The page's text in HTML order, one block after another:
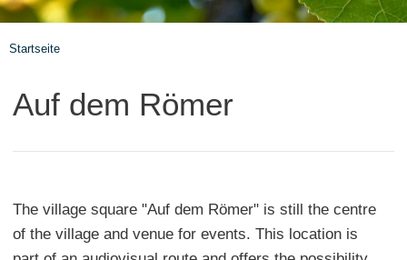
search
ShopRheinhessen-Blog map
Startseite
Auf dem Römer
The village square "Auf dem Römer" is still the centre
of the village and venue for events. This location is